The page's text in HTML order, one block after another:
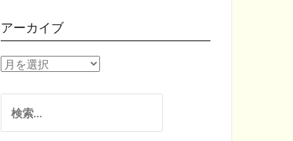
アーカイブ
ア
カ
ブ
索: